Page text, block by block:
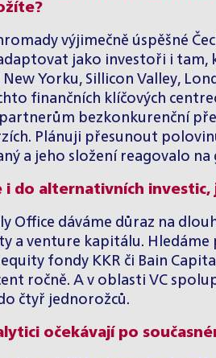
výjimečně úspěšné
jako investoři i tam,
Yorku, Sillicon Valley,
finančních klíčových
bezkonkurenční
Plánuji přesunout
a jeho složení reagovalo
i do alternativních
Office dáváme důraz na
a venture kapitálu.
fondy KKR či Bain
ročně. A v oblasti VC
čtyř jednorožců.
očekávají po